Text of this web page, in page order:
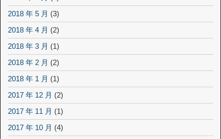
2018 年 5 月 (3)
2018 年 4 月 (2)
2018 年 3 月 (1)
2018 年 2 月 (2)
2018 年 1 月 (1)
2017 年 12 月 (2)
2017 年 11 月 (1)
2017 年 10 月 (4)